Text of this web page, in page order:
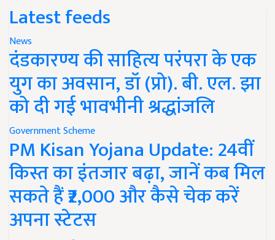
Latest feeds
News
दंडकारण्य की साहित्य परंपरा के एक
युग का अवसान, डॉ (प्रो). बी. एल. झा
को दी गई भावभीनी श्रद्धांजलि
Government Scheme
PM Kisan Yojana Update: 24वीं
किस्त का इंतजार बढ़ा, जानें कब मिल
सकते हैं ₹2,000 और कैसे चेक करें
अपना स्टेटस